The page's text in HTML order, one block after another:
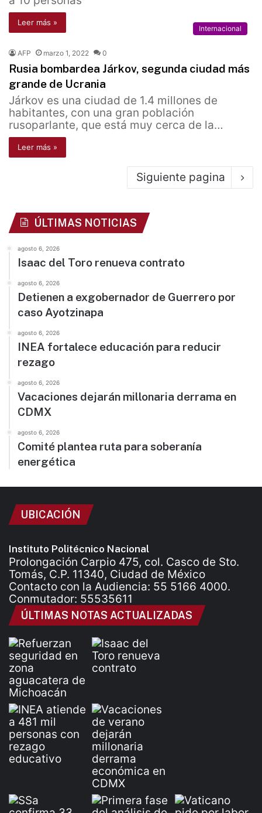
Leer más »
Internacional
AFP marzo 1, 2022 0
Rusia bombardea Járkov, segunda ciudad más
grande de Ucrania
Járkov es una ciudad de 1.4 millones de
habitantes, con una gran población
rusoparlante, que está muy cerca de la…
Leer más »
Siguiente pagina
ÚLTIMAS NOTICIAS
agosto 6, 2026
Isaac del Toro renueva contrato
agosto 6, 2026
Detienen a exgobernador de Guerrero por
caso Ayotzinapa
agosto 6, 2026
INEA fortalece educación para reducir
rezago
agosto 6, 2026
Vacaciones dejarán millonaria derrama en
CDMX
agosto 6, 2026
Comité plantea ruta para soberanía
energética
UBICACIÓN
Instituto Politécnico Nacional
Prolongación Carpio 475, col. Casco de Sto.
Tomás, C.P. 11340, Ciudad de México
Contacto con la Audiencia: 55 5166 4000.
Conmutador: 55535611
ÚLTIMAS NOTAS ACTUALIZADAS